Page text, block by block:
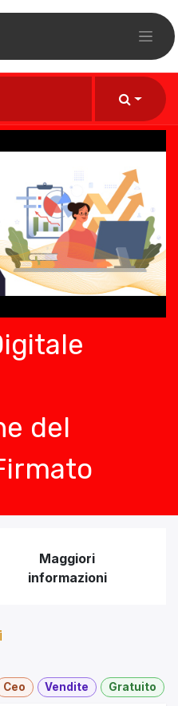
del
Maggiori
informazioni
Ceo Vendite Gratuito